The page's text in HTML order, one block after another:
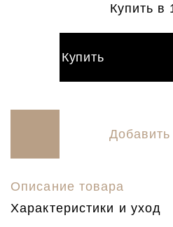
Купить в
Купить
Описание товара
Характеристики и уход